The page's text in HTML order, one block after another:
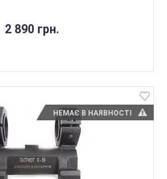
2 890 грн.
НЕМАЄ В НАЯВНОСТІ